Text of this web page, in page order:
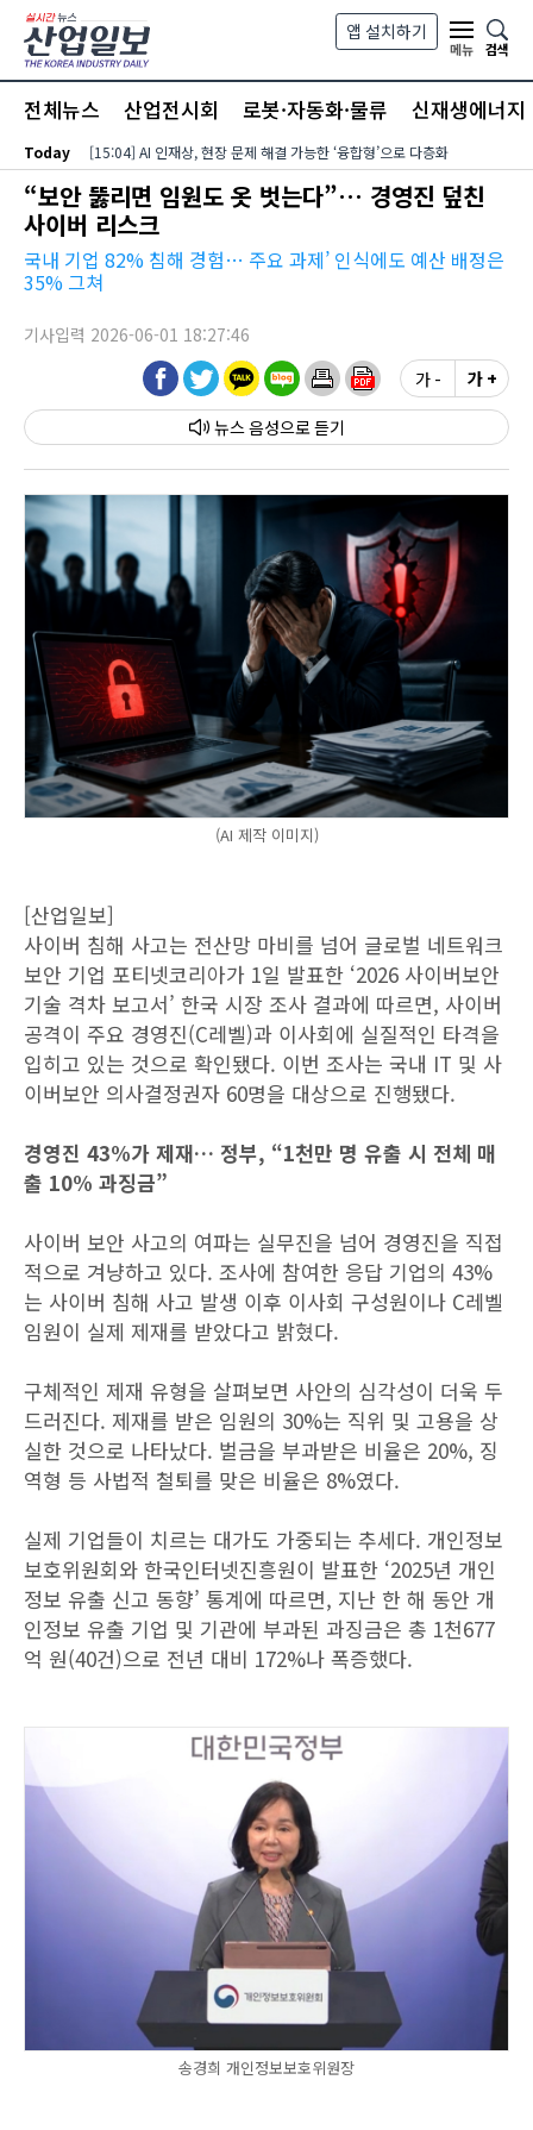
본문 바로가기
앱 설치하기
메뉴
검색
전체뉴스 산업전시회 로봇·자동화·물류 신재생에너지
Today [15:04] AI 인재상, 현장 문제 해결 가능한 ‘융합형’으로 다층화
“보안 뚫리면 임원도 옷 벗는다”… 경영진 덮친
사이버 리스크
국내 기업 82% 침해 경험… 주요 과제’ 인식에도 예산 배정은
35% 그쳐
기사입력 2026-06-01 18:27:46
뉴스 음성
가 - 가 +
(AI 제작 이미지)
[산업일보]
사이버 침해 사고는 전산망 마비를 넘어 글로벌 네트워크
보안 기업 포티넷코리아가 1일 발표한 ‘2026 사이버보안
기술 격차 보고서’ 한국 시장 조사 결과에 따르면, 사이버
공격이 주요 경영진(C레벨)과 이사회에 실질적인 타격을
입히고 있는 것으로 확인됐다. 이번 조사는 국내 IT 및 사
이버보안 의사결정권자 60명을 대상으로 진행됐다.
경영진 43%가 제재… 정부, “1천만 명 유출 시 전체 매
출 10% 과징금”
사이버 보안 사고의 여파는 실무진을 넘어 경영진을 직접
적으로 겨냥하고 있다. 조사에 참여한 응답 기업의 43%
는 사이버 침해 사고 발생 이후 이사회 구성원이나 C레벨
임원이 실제 제재를 받았다고 밝혔다.
구체적인 제재 유형을 살펴보면 사안의 심각성이 더욱 두
드러진다. 제재를 받은 임원의 30%는 직위 및 고용을 상
실한 것으로 나타났다. 벌금을 부과받은 비율은 20%, 징
역형 등 사법적 철퇴를 맞은 비율은 8%였다.
실제 기업들이 치르는 대가도 가중되는 추세다. 개인정보
보호위원회와 한국인터넷진흥원이 발표한 ‘2025년 개인
정보 유출 신고 동향’ 통계에 따르면, 지난 한 해 동안 개
인정보 유출 기업 및 기관에 부과된 과징금은 총 1천677
억 원(40건)으로 전년 대비 172%나 폭증했다.
송경희 개인정보보호위원장